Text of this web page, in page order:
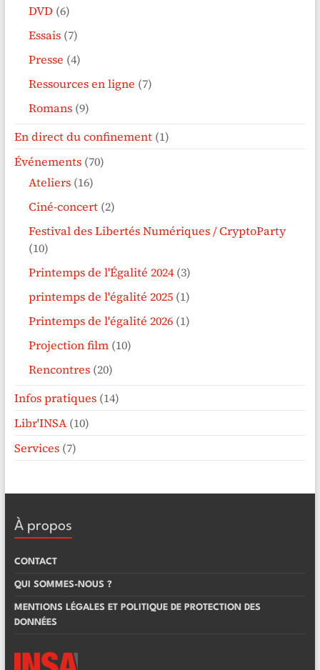
DVD (6)
Essais(7)
Presse (4)
Ressources en ligne (7)
Romans(9)
En direct du confinement(1)
Événements(70)
Ateliers(16)
Ciné-concert(2)
Festival des Libertés Numériques / CryptoParty
(10)
Printemps de l'Égalité 2024(3)
printemps de l'égalité 2025(1)
Printemps de l'égalité 2026(1)
Projection film(10)
Rencontres(20)
Infos pratiques(14)
Libr'INSA(10)
Services(7)
À propos
CONTACT
QUI SOMMES-NOUS ?
MENTIONS LÉGALES ET POLITIQUE DE PROTECTION DES
DONNÉES